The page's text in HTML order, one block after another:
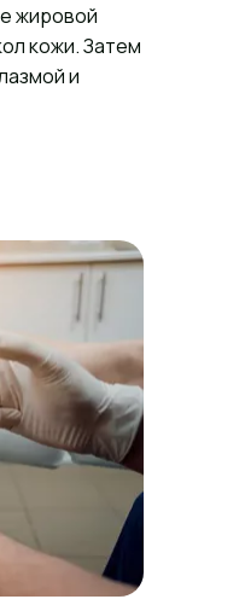
жировой
кожи. Затем
и